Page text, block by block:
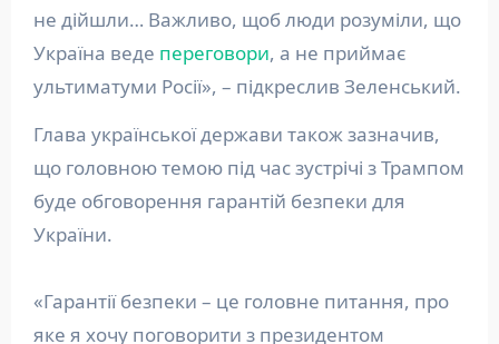
не дійшли… Важливо, щоб люди розуміли, що
Україна веде переговори, а не приймає
ультиматуми Росії», – підкреслив Зеленський.
Глава української держави також зазначив,
що головною темою під час зустрічі з Трампом
буде обговорення гарантій безпеки для
України.
«Гарантії безпеки – це головне питання, про
яке я хочу поговорити з президентом